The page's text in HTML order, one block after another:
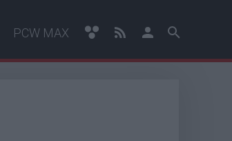
PCW MAX